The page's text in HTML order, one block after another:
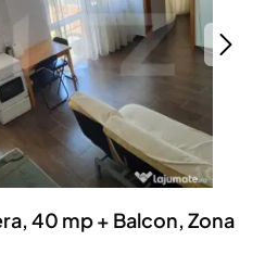
profesionale
40 mp + Balcon, Zona